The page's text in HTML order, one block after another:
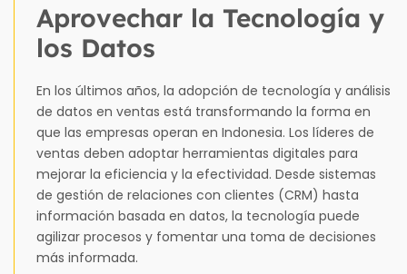
Aprovechar la Tecnología y
los Datos
En los últimos años, la adopción de tecnología y análisis
de datos en ventas está transformando la forma en
que las empresas operan en Indonesia. Los líderes de
ventas deben adoptar herramientas digitales para
mejorar la eficiencia y la efectividad. Desde sistemas
de gestión de relaciones con clientes (CRM) hasta
información basada en datos, la tecnología puede
agilizar procesos y fomentar una toma de decisiones
más informada.